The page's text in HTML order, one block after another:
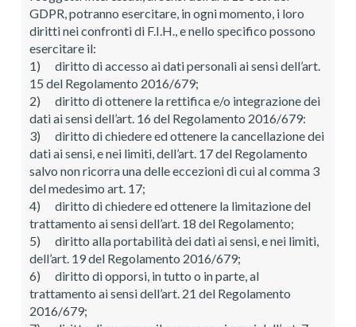
GDPR, potranno esercitare, in ogni momento, i loro
diritti nei confronti di F.I.H., e nello specifico possono
esercitare il:
1) diritto di accesso ai dati personali ai sensi dell’art.
15 del Regolamento 2016/679;
2) diritto di ottenere la rettifica e/o integrazione dei
dati ai sensi dell’art. 16 del Regolamento 2016/679:
3) diritto di chiedere ed ottenere la cancellazione dei
dati ai sensi, e nei limiti, dell’art. 17 del Regolamento
salvo non ricorra una delle eccezioni di cui al comma 3
del medesimo art. 17;
4) diritto di chiedere ed ottenere la limitazione del
trattamento ai sensi dell’art. 18 del Regolamento;
5) diritto alla portabilità dei dati ai sensi, e nei limiti,
dell’art. 19 del Regolamento 2016/679;
6) diritto di opporsi, in tutto o in parte, al
trattamento ai sensi dell’art. 21 del Regolamento
2016/679;